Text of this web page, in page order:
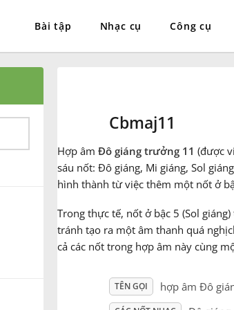
Bài tập Nhạc cụ Công cụ
Cbmaj11
Hợp âm Đô giáng trưởng 11 (được
sáu nốt: Đô giáng, Mi giáng, Sol
hình thành từ việc thêm một nốt ở
Trong thực tế, nốt ở bậc 5 (Sol
tránh tạo ra một âm thanh quá
cả các nốt trong hợp âm này cùng
TÊN GỌI hợp âm Đô